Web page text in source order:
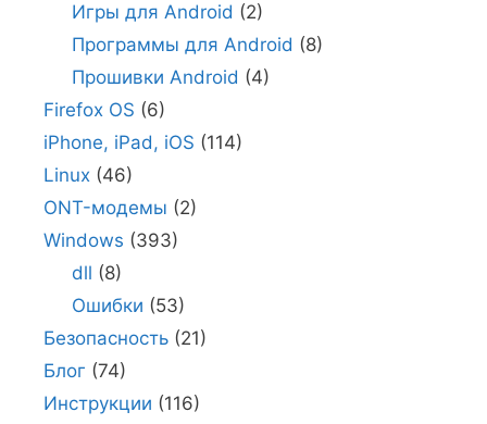
Игры для Android (2)
Программы для Android (8)
Прошивки Android (4)
Firefox OS (6)
iPhone, iPad, iOS (114)
Linux (46)
ONT-модемы (2)
Windows (393)
dll (8)
Ошибки (53)
Безопасность (21)
Блог (74)
Инструкции (116)